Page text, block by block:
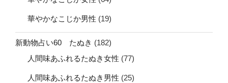
華やかなこじか男性 (19)
新動物占い60 たぬき (182)
人間味あふれるたぬき女性 (77)
人間味あふれるたぬき男性 (25)